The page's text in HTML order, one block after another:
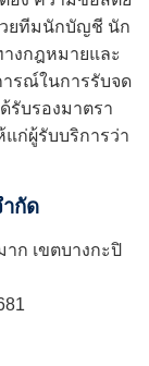
วยทีมนักบัญชี นัก
งกฎหมายและ
รณ์ในการรับจด
รับรองมาตรา
แก่ผู้รับบริการว่า
กัด
ก เขตบางกะปิ